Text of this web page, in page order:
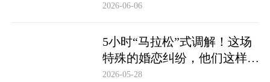
2026-06-06
5小时“马拉松”式调解！这场
特殊的婚恋纠纷，他们这样化
解……
2026-05-28